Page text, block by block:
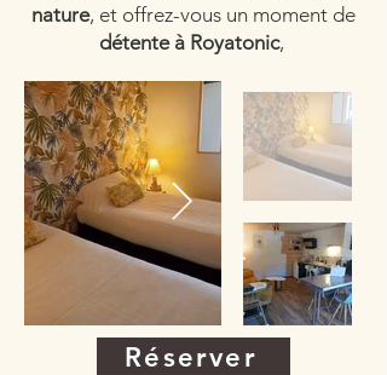
nature, et offrez-vous un moment de
détente à Royatonic,
Réserver